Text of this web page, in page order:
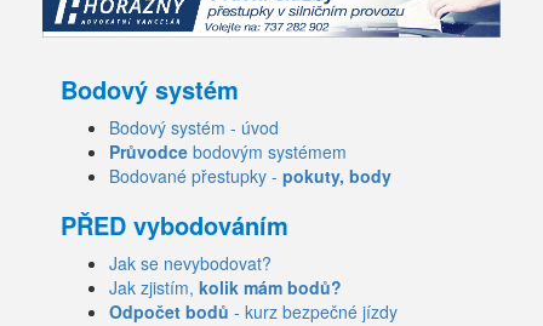
Bodový systém
Bodový systém - úvod
Průvodce bodovým systémem
Bodované přestupky - pokuty, body
PŘED vybodováním
Jak se nevybodovat?
Jak zjistím, kolik mám bodů?
Odpočet bodů - kurz bezpečné jízdy